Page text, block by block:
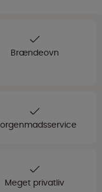
Brændeovn
Meget privatliv